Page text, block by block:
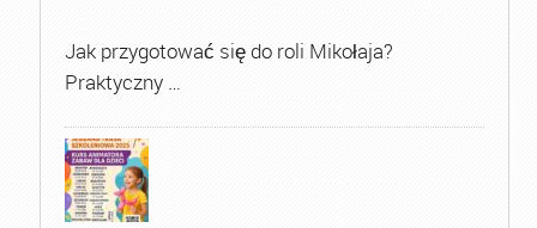
Jak przygotować się do roli Mikołaja?
Praktyczny …